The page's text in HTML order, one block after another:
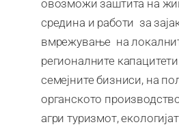
овозможи заштита на
средина и работи за
вмрежување на
регионалните
семејните бизниси, на
органското
агри туризмот,